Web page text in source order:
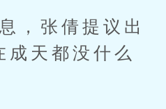
，张倩提议出
天都没什么